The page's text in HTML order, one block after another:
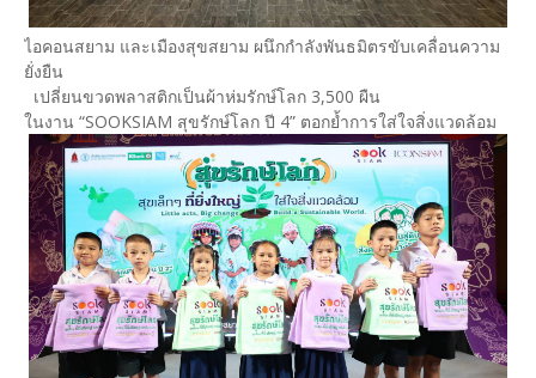
ไอคอนสยาม และเมืองสุขสยาม ผนึกกำลังพันธมิตรขับเคลื่อนความ
ยั่งยืน
เปลี่ยนขวดพลาสติกเป็นผ้าห่มรักษ์โลก 3,500 ผืน
ในงาน “SOOKSIAM สุขรักษ์โลก ปี 4” ตอกย้ำการใส่ใจสิ่งแวดล้อม